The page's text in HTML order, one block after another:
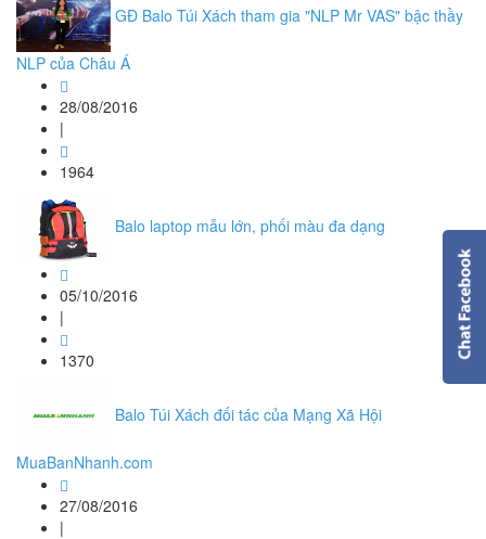
GĐ Balo Túi Xách tham gia "NLP Mr VAS" bậc thầy
NLP của Châu Á
28/08/2016
|
1964
Balo laptop mẫu lớn, phối màu đa dạng
05/10/2016
|
1370
Balo Túi Xách đối tác của Mạng Xã Hội
MuaBanNhanh.com
27/08/2016
|